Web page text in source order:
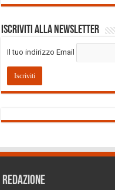
Iscriviti alla Newsletter
Il tuo indirizzo Email
REDAZIONE